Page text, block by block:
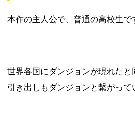
本作の主人公で、普通の高校生で
世界各国にダンジョンが現れたと
引き出しもダンジョンと繋がって